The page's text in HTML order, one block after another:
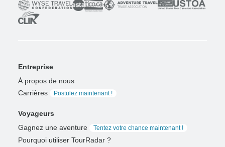
Entreprise
À propos de nous
Carrières
Postulez maintenant !
Voyageurs
Gagnez une aventure
Tentez votre chance maintenant !
Pourquoi utiliser TourRadar ?